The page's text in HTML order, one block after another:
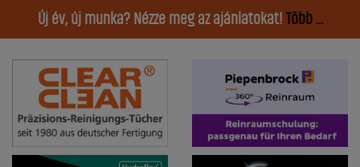
Új év, új munka? Nézze meg az ajánlatokat! Több ...